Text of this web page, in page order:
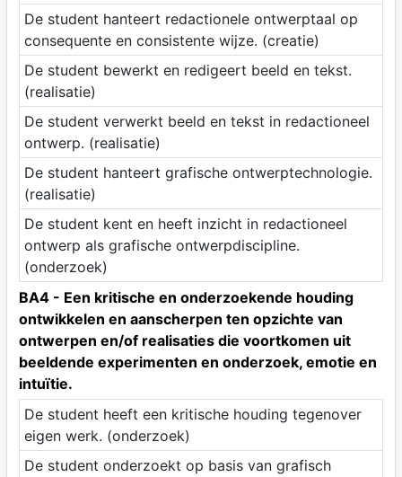
De student hanteert redactionele ontwerptaal op
consequente en consistente wijze. (creatie)
De student bewerkt en redigeert beeld en tekst.
(realisatie)
De student verwerkt beeld en tekst in redactioneel
ontwerp. (realisatie)
De student hanteert grafische ontwerptechnologie.
(realisatie)
De student kent en heeft inzicht in redactioneel
ontwerp als grafische ontwerpdiscipline.
(onderzoek)
BA4 - Een kritische en onderzoekende houding
ontwikkelen en aanscherpen ten opzichte van
ontwerpen en/of realisaties die voortkomen uit
beeldende experimenten en onderzoek, emotie en
intuïtie.
De student heeft een kritische houding tegenover
eigen werk. (onderzoek)
De student onderzoekt op basis van grafisch